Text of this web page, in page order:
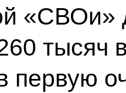
«СВОи»
тысяч
первую